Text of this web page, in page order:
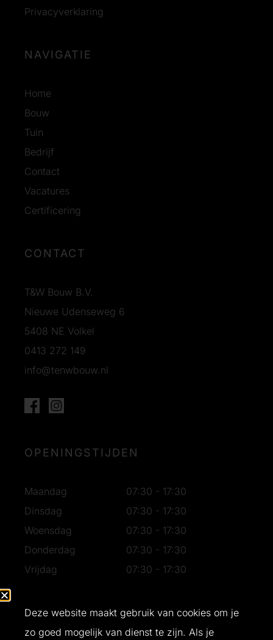
Privacyverklaring
NAVIGATIE
Home
Bouw
Tuin
Bedrijf
Contact
Vacatures
Certificering
CONTACT
T&W Bouw B.V.
Nieuwe Udenseweg 6
5408 NE Volkel
0413 272 149
info@tenwbouw.nl
OPENINGSTIJDEN
Maandag
07:30 - 17:30
Dinsdag
07:30 - 17:30
Woensdag
07:30 - 17:30
Donderdag
07:30 - 17:30
Vrijdag
07:30 - 17:30
Zondag
Gesloten
Deze website maakt gebruik van cookies om je
zo goed mogelijk van dienst te zijn. Als je